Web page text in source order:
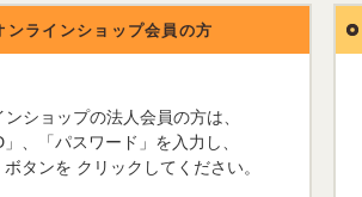
ンラインショップ会員の方
ショップの法人会員の方は、
」、「パスワード」を入力し、
ボタンを クリックしてください。